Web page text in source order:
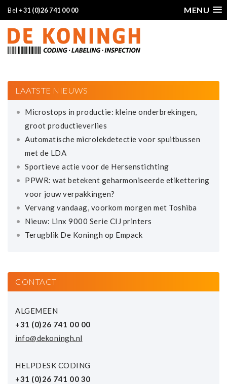
MENU
Bel +31 (0)26 741 00 00
LAATSTE NIEUWS
Microstops in productie: kleine onderbrekingen,
groot productieverlies
Automatische microlekdetectie voor spuitbussen
met de LDA
Sportieve actie voor de Hersenstichting
PPWR: wat betekent geharmoniseerde etikettering
voor jouw verpakkingen?
Vervang vandaag, voorkom morgen met Toshiba
Nieuw: Linx 9000 Serie CIJ printers
Terugblik De Koningh op Empack
CONTACT
ALGEMEEN
+31 (0)26 741 00 00
info@dekoningh.nl
HELPDESK CODING
+31 (0)26 741 00 30